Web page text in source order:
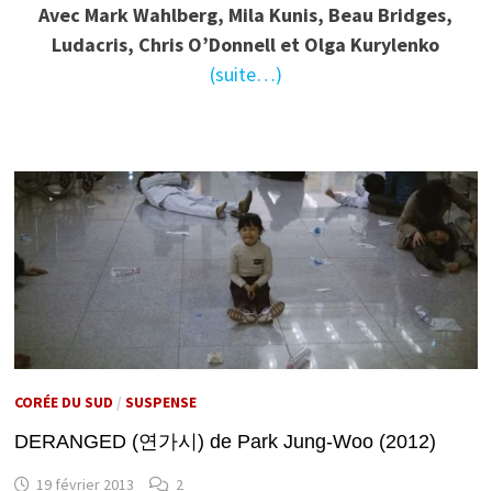
Avec Mark Wahlberg, Mila Kunis, Beau Bridges,
Ludacris, Chris O’Donnell et Olga Kurylenko
(suite…)
CORÉE DU SUD / SUSPENSE
DERANGED (연가시) de Park Jung-Woo (2012)
19 février 2013 2